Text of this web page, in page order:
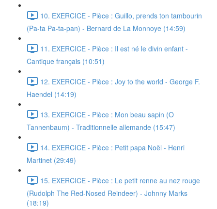
10. EXERCICE - Pièce : Guillo, prends ton tambourin
(Pa-ta Pa-ta-pan) - Bernard de La Monnoye (14:59)
11. EXERCICE - Pièce : Il est né le divin enfant -
Cantique français (10:51)
12. EXERCICE - Pièce : Joy to the world - George F.
Haendel (14:19)
13. EXERCICE - Pièce : Mon beau sapin (O
Tannenbaum) - Traditionnelle allemande (15:47)
14. EXERCICE - Pièce : Petit papa Noël - Henri
Martinet (29:49)
15. EXERCICE - Pièce : Le petit renne au nez rouge
(Rudolph The Red-Nosed Reindeer) - Johnny Marks
(18:19)